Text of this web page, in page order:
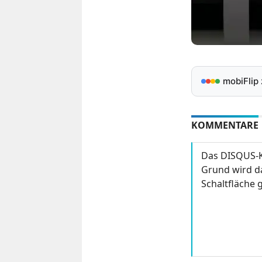
mobiFlip
KOMMENTARE
Das
Grund wird
Schaltfläche